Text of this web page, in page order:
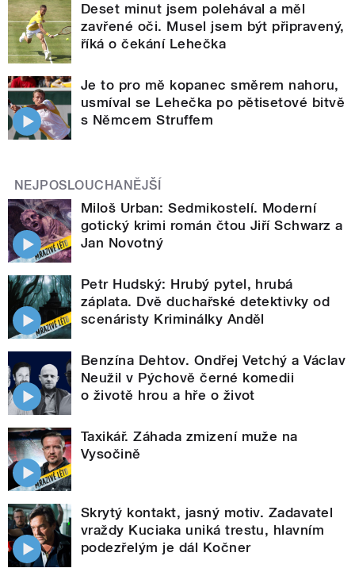
Deset minut jsem polehával a měl
zavřené oči. Musel jsem být připravený,
říká o čekání Lehečka
Je to pro mě kopanec směrem nahoru,
usmíval se Lehečka po pětisetové bitvě
s Němcem Struffem
NEJPOSLOUCHANĚJŠÍ
Miloš Urban: Sedmikostelí. Moderní
gotický krimi román čtou Jiří Schwarz a
Jan Novotný
Petr Hudský: Hrubý pytel, hrubá
záplata. Dvě duchařské detektivky od
scenáristy Kriminálky Anděl
Benzína Dehtov. Ondřej Vetchý a Václav
Neužil v Pýchově černé komedii
o životě hrou a hře o život
Taxikář. Záhada zmizení muže na
Vysočině
Skrytý kontakt, jasný motiv. Zadavatel
vraždy Kuciaka uniká trestu, hlavním
podezřelým je dál Kočner